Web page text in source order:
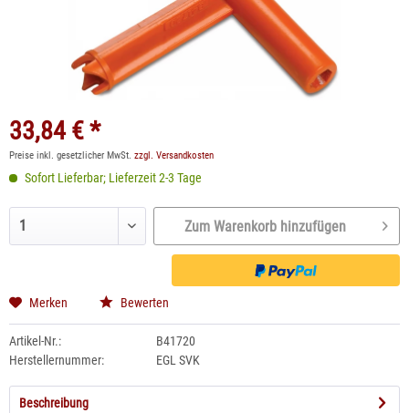
33,84 € *
Preise inkl. gesetzlicher MwSt. zzgl. Versandkosten
Sofort Lieferbar; Lieferzeit 2-3 Tage
Zum Warenkorb hinzufügen
Merken Bewerten
Artikel-Nr.:
B41720
Herstellernummer:
EGL SVK
Beschreibung